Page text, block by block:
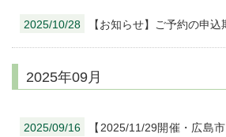
2025/10/28 【お知らせ】ご予約の申
2025年09月
2025/09/16
【2025/11/29開催・広島